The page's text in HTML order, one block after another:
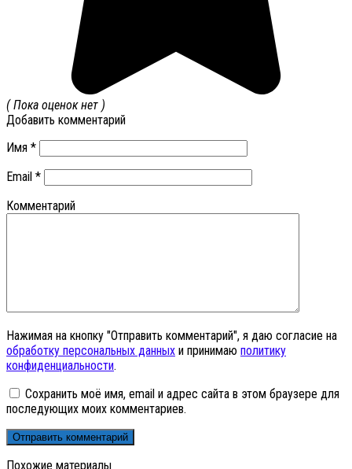
( Пока оценок нет )
Добавить комментарий
Имя *
Email *
Комментарий
Нажимая на кнопку "Отправить комментарий", я даю согласие на
обработку персональных данных и принимаю политику
конфиденциальности.
Сохранить моё имя, email и адрес сайта в этом браузере для
последующих моих комментариев.
Похожие материалы